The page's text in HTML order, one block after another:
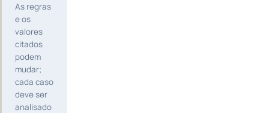
As regras
e os
valores
citados
podem
mudar;
cada caso
deve ser
analisado